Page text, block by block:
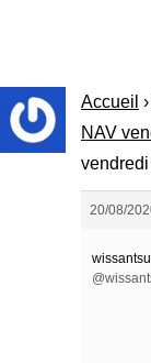
Accueil ›
NAV
20/08/